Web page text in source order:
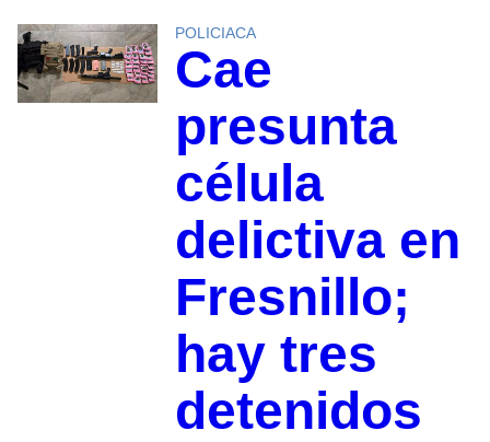
POLICIACA
Cae
presunta
célula
delictiva en
Fresnillo;
hay tres
detenidos